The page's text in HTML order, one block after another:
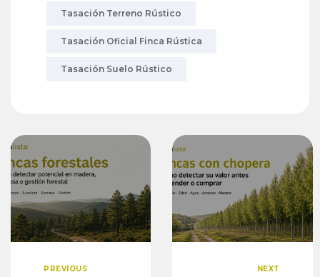
Tasación Terreno Rústico
Tasación Oficial Finca Rústica
Tasación Suelo Rústico
PREVIOUS NEXT